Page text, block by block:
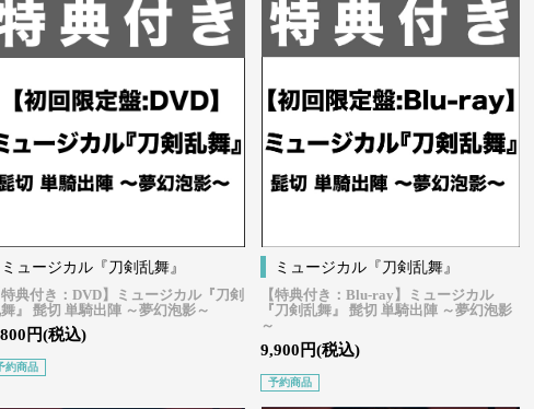
ミュージカル『刀剣乱舞』
典付き：DVD】ミュージカル『刀剣
』 髭切 単騎出陣 ～夢幻泡影～
円(税込)
約商品
ミュージカル『刀剣乱舞』
【特典付き：Blu-ray】ミュージカル
『刀剣乱舞』 髭切 単騎出陣 ～夢幻泡影
～
9,900円(税込)
予約商品